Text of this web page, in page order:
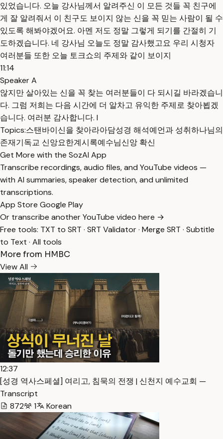
있었습니다. 오늘 강사님께서 알려주신 이 모든 것들 꼭 친구에
게 잘 알려줘서 이 친구도 보이지 않는 신을 꼭 믿는 사람이 될 수
있도록 해봐야겠어요. 아멘 저도 정말 그렇게 되기를 간절히 기
도하겠습니다. 네 강사님 오늘도 정말 감사했고요 우리 시청자
여러분들 또한 오늘 토크쇼의 주제와 같이 보이지
11:14
Speaker A
않지만 살아있는 신을 꼭 찾는 여러분들이 다 되시길 바라겠습니
다. 그럼 저희는 다음 시간에 더 알차고 유익한 주제로 찾아뵙겠
습니다. 여러분 감사합니다. I
Topics:스탠바이신을 찾아라아담성경 해석예언과 성취하나님의
존재기독교 신앙요한계시록예수님신앙 확신
Get More with the SozAI App
Transcribe recordings, audio files, and YouTube videos —
with AI summaries, speaker detection, and unlimited
transcriptions.
App Store Google Play
Or transcribe another YouTube video here →
Free tools: TXT to SRT · SRT Validator· Merge SRT · Subtitle
to Text · All tools
More from HMBC
View All
12:37
[성경 역사스페셜] 여리고, 침묵의 전쟁 | 신천지 예수교회 —
Transcript
872
1 Korean